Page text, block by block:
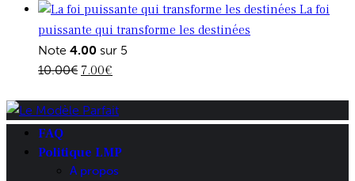
La foi
puissante qui transforme les destinées
Note 4.00 sur 5
10.00€ Le
initial
était :
10.00€.
7.00€
actuel
est :
7.00€.
FAQ
Politique LMP
A propos